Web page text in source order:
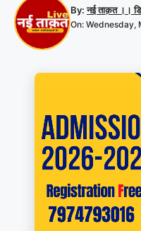
By:नई ताक़त ।।
On: Wednesday,